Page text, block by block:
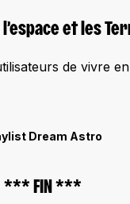
et les
de vivre
Dream Astro
*** FIN ***